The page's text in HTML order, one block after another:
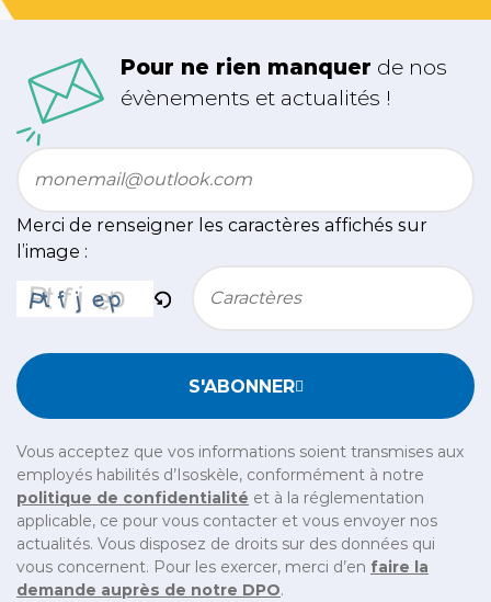
Pour ne rien manquer de nos
évènements et actualités !
Email
Merci de renseigner les caractères affichés sur
l’image :
S'ABONNER
Vous acceptez que vos informations soient transmises aux
employés habilités d’Isoskèle, conformément à notre
politique de confidentialité et à la réglementation
applicable, ce pour vous contacter et vous envoyer nos
actualités. Vous disposez de droits sur des données qui
vous concernent. Pour les exercer, merci d’en faire la
demande auprès de notre DPO.